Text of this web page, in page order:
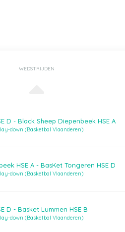
WEDSTRIJDEN
D - Black Sheep Diepenbeek HSE A
down (Basketbal Vlaanderen)
HSE A - BasKet Tongeren HSE D
down (Basketbal Vlaanderen)
D - Basket Lummen HSE B
down (Basketbal Vlaanderen)